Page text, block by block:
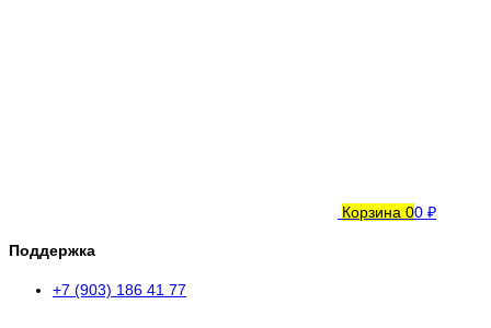
Корзина 00 ₽
Поддержка
+7 (903) 186 41 77